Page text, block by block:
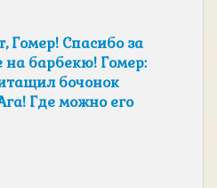
Гомер! Спасибо за
барбекю! Гомер:
бочонок
Где можно его